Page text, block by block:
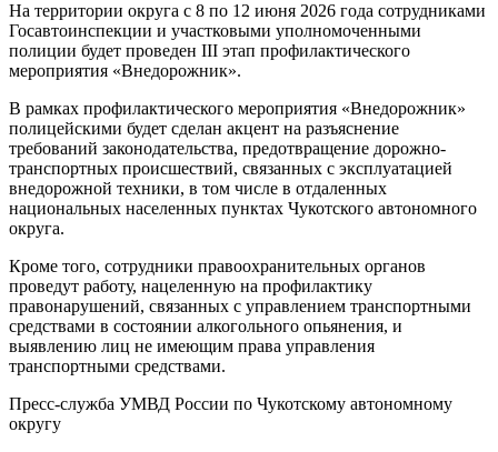
На территории округа с 8 по 12 июня 2026 года сотрудниками
Госавтоинспекции и участковыми уполномоченными
полиции будет проведен III этап профилактического
мероприятия «Внедорожник».
В рамках профилактического мероприятия «Внедорожник»
полицейскими будет сделан акцент на разъяснение
требований законодательства, предотвращение дорожно-
транспортных происшествий, связанных с эксплуатацией
внедорожной техники, в том числе в отдаленных
национальных населенных пунктах Чукотского автономного
округа.
Кроме того, сотрудники правоохранительных органов
проведут работу, нацеленную на профилактику
правонарушений, связанных с управлением транспортными
средствами в состоянии алкогольного опьянения, и
выявлению лиц не имеющим права управления
транспортными средствами.
Пресс-служба УМВД России по Чукотскому автономному
округу